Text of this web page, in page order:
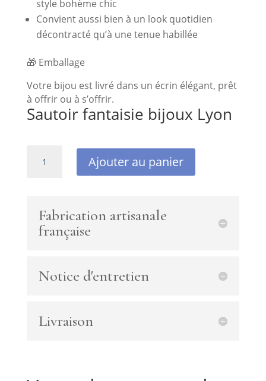
style bohème chic
Convient aussi bien à un look quotidien
décontracté qu’à une tenue habillée
🎁 Emballage
Votre bijou est livré dans un écrin élégant, prêt
à offrir ou à s’offrir.
Sautoir fantaisie bijoux Lyon
rutile
perles
Ajouter au panier
Fabrication artisanale
française
Notice d'entretien
Livraison